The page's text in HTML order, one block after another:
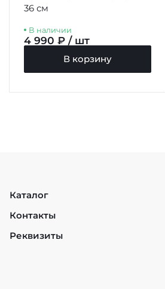
36 см
В наличии
4 990 ₽ / шт
В корзину
Каталог
Контакты
Реквизиты